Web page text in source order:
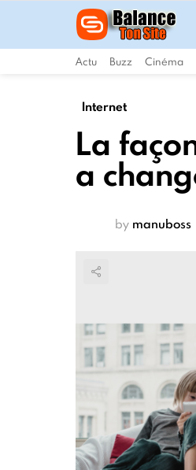
Actu Buzz Cinéma
Internet
La
a
by manuboss